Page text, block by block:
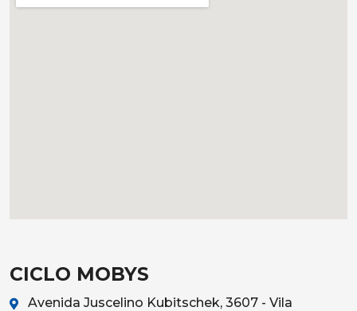
CICLO MOBYS
Avenida Juscelino Kubitschek, 3607 - Vila